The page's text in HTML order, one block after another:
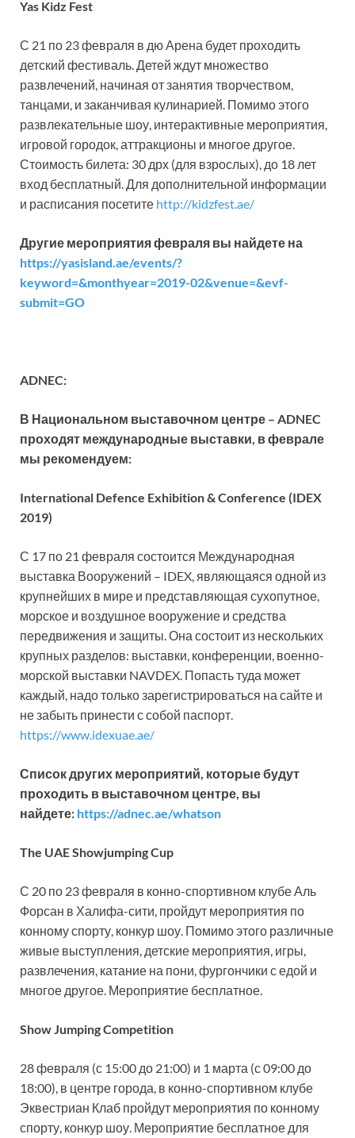
Yas Kidz Fest
С 21 по 23 февраля в дю Арена будет проходить
детский фестиваль. Детей ждут множество
развлечений, начиная от занятия творчеством,
танцами, и заканчивая кулинарией. Помимо этого
развлекательные шоу, интерактивные мероприятия,
игровой городок, аттракционы и многое другое.
Стоимость билета: 30 дрх (для взрослых), до 18 лет
вход бесплатный. Для дополнительной информации
и расписания посетите http://kidzfest.ae/
Другие мероприятия февраля вы найдете на
https://yasisland.ae/events/?
keyword=&monthyear=2019-02&venue=&evf-
submit=GO
ADNEC:
В Национальном выставочном центре – ADNEC
проходят международные выставки, в феврале
мы рекомендуем:
International Defence Exhibition & Conference (IDEX
2019)
С 17 по 21 февраля состоится Международная
выставка Вооружений – IDEX, являющаяся одной из
крупнейших в мире и представляющая сухопутное,
морское и воздушное вооружение и средства
передвижения и защиты. Она состоит из нескольких
крупных разделов: выставки, конференции, военно-
морской выставки NAVDEX. Попасть туда может
каждый, надо только зарегистрироваться на сайте и
не забыть принести с собой паспорт.
https://www.idexuae.ae/
Список других мероприятий, которые будут
проходить в выставочном центре, вы
найдете: https://adnec.ae/whatson
The UAE Showjumping Cup
С 20 по 23 февраля в конно-спортивном клубе Аль
Форсан в Халифа-сити, пройдут мероприятия по
конному спорту, конкур шоу. Помимо этого различные
живые выступления, детские мероприятия, игры,
развлечения, катание на пони, фургончики с едой и
многое другое. Мероприятие бесплатное.
Show Jumping Competition
28 февраля (с 15:00 до 21:00) и 1 марта (с 09:00 до
18:00), в центре города, в конно-спортивном клубе
Эквестриан Клаб пройдут мероприятия по конному
спорту, конкур шоу. Мероприятие бесплатное для